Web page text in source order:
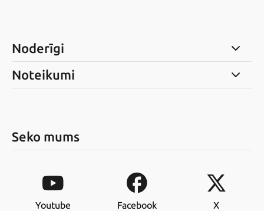
Noderīgi
Noteikumi
Seko mums
Youtube Facebook X